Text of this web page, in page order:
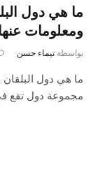
ما هي دول
ومعلومات
بواسطة تيماء حسن
ما هي دول
مجموعة دول تقع